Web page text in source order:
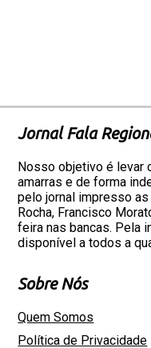
Jornal Fala
Nosso objetivo é levar
amarras e de forma
pelo jornal impresso
Rocha, Francisco
feira nas bancas. Pela
disponível a todos a
Sobre Nós
Quem Somos
Política de Privacidade